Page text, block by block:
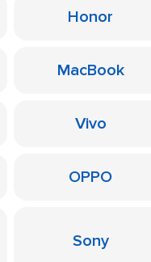
Honor
MacBook
Vivo
OPPO
Sony